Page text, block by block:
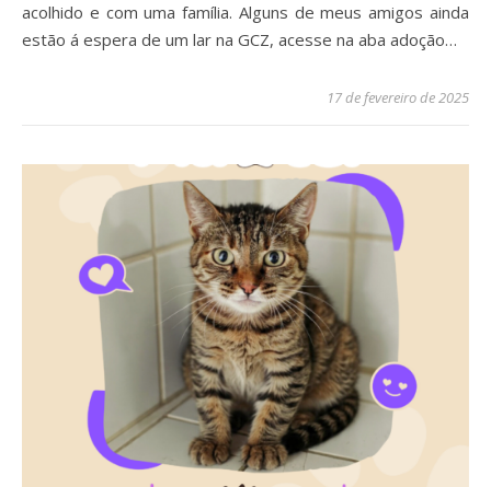
acolhido e com uma família. Alguns de meus amigos ainda
estão á espera de um lar na GCZ, acesse na aba adoção…
17 de fevereiro de 2025